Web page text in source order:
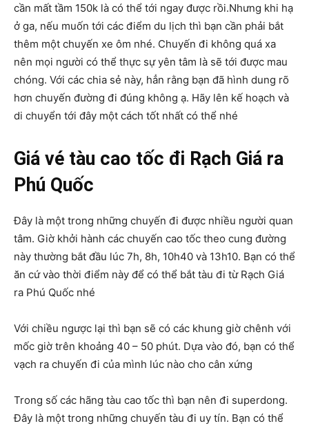
cần mất tầm 150k là có thể tới ngay được rồi.Nhưng khi hạ
ở ga, nếu muốn tới các điểm du lịch thì bạn cần phải bắt
thêm một chuyến xe ôm nhé. Chuyến đi không quá xa
nên mọi người có thể thực sự yên tâm là sẽ tới được mau
chóng. Với các chia sẻ này, hẳn rằng bạn đã hình dung rõ
hơn chuyến đường đi đúng không ạ. Hãy lên kế hoạch và
di chuyển tới đây một cách tốt nhất có thể nhé
Giá vé tàu cao tốc đi Rạch Giá ra
Phú Quốc
Đây là một trong những chuyến đi được nhiều người quan
tâm. Giờ khởi hành các chuyến cao tốc theo cung đường
này thường bắt đầu lúc 7h, 8h, 10h40 và 13h10. Bạn có thể
ăn cứ vào thời điểm này để có thể bắt tàu đi từ Rạch Giá
ra Phú Quốc nhé
Với chiều ngược lại thì bạn sẽ có các khung giờ chênh với
mốc giờ trên khoảng 40 – 50 phút. Dựa vào đó, bạn có thể
vạch ra chuyến đi của mình lúc nào cho cân xứng
Trong số các hãng tàu cao tốc thì bạn nên đi superdong.
Đây là một trong những chuyến tàu đi uy tín. Bạn có thể